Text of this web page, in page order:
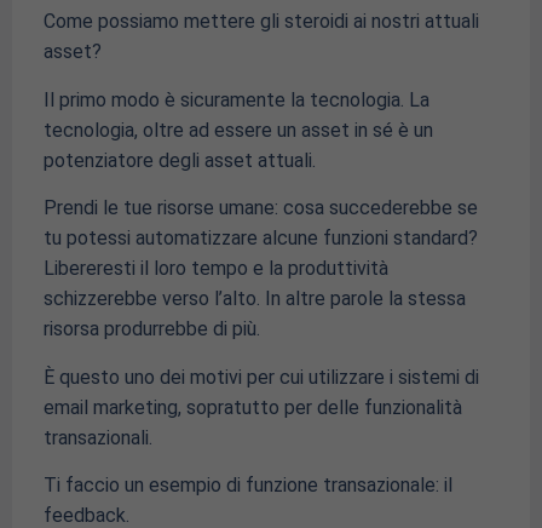
Come possiamo mettere gli steroidi ai nostri attuali
asset?
Il primo modo è sicuramente la tecnologia. La
tecnologia, oltre ad essere un asset in sé è un
potenziatore degli asset attuali.
Prendi le tue risorse umane: cosa succederebbe se
tu potessi automatizzare alcune funzioni standard?
Libereresti il loro tempo e la produttività
schizzerebbe verso l’alto. In altre parole la stessa
risorsa produrrebbe di più.
È questo uno dei motivi per cui utilizzare i sistemi di
email marketing, sopratutto per delle funzionalità
transazionali.
Ti faccio un esempio di funzione transazionale: il
feedback.